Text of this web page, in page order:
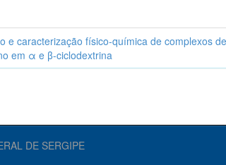
e caracterização físico-química de complexos
em α e β-ciclodextrina
DE SERGIPE